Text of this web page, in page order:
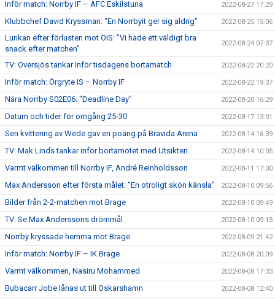
Inför match: Norrby IF – AFC Eskilstuna 2022-08-27 17:29
Klubbchef David Kryssman: "En Norrbyit ger sig aldrig" 2022-08-25 15:06
Lunkan efter förlusten mot ÖIS: "Vi hade ett väldigt bra
snack efter matchen"
2022-08-24 07:37
TV: Översjös tankar inför tisdagens bortamatch 2022-08-22 20:20
Inför match: Örgryte IS – Norrby IF 2022-08-22 19:37
Nära Norrby S02E06: "Deadline Day" 2022-08-20 16:29
Datum och tider för omgång 25-30 2022-08-17 13:01
Sen kvittering av Wede gav en poäng på Bravida Arena 2022-08-14 16:39
TV: Mak Linds tankar inför bortamötet med Utsikten. 2022-08-14 10:05
Varmt välkommen till Norrby IF, André Reinholdsson 2022-08-11 17:00
Max Andersson efter första målet: "En otroligt skön känsla" 2022-08-10 09:56
Bilder från 2-2-matchen mot Brage 2022-08-10 09:49
TV: Se Max Anderssons drömmål 2022-08-10 09:15
Norrby kryssade hemma mot Brage 2022-08-09 21:42
Inför match: Norrby IF – IK Brage 2022-08-08 20:09
Varmt välkommen, Nasiru Mohammed 2022-08-08 17:33
Bubacarr Jobe lånas ut till Oskarshamn 2022-08-08 12:40